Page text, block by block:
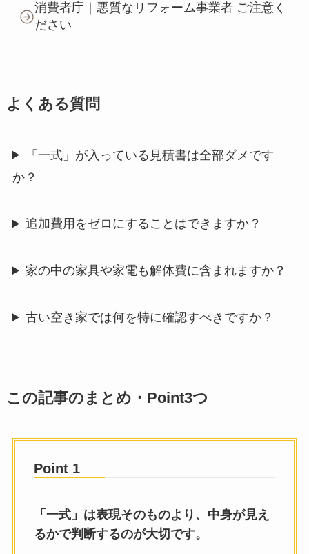
消費者庁｜悪質なリフォーム事業者 ご注意く
ださい
よくある質問
「一式」が入っている見積書は全部ダメです
か？
追加費用をゼロにすることはできますか？
家の中の家具や家電も解体費に含まれますか？
古い空き家では何を特に確認すべきですか？
この記事のまとめ・Point3つ
Point 1
「一式」は表現そのものより、中身が見え
るかで判断するのが大切です。